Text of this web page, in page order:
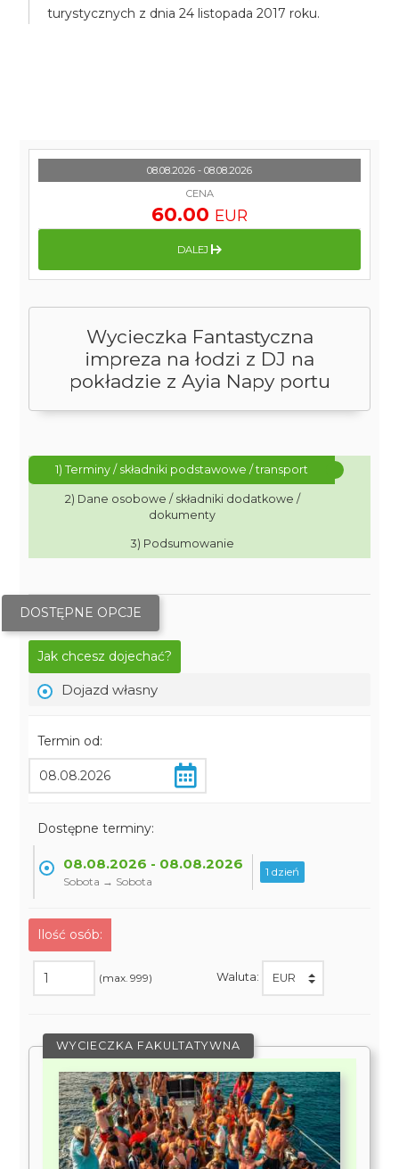
turystycznych z dnia 24 listopada 2017 roku.
Wycieczka Fantastyczna
impreza na łodzi z DJ na
pokładzie z Ayia Napy portu
1) Terminy / składniki podstawowe / transport
2) Dane osobowe / składniki dodatkowe /
dokumenty
3) Podsumowanie
DOSTĘPNE OPCJE
Jak chcesz dojechać?
Dojazd własny
Termin od:
Dostępne terminy:
08.08.2026 - 08.08.2026
Sobota → Sobota
1 dzień
Ilość osób:
(max. 999) Waluta:
WYCIECZKA FAKULTATYWNA
08.08.2026 - 08.08.2026
CENA
60.00 EUR
DALEJ